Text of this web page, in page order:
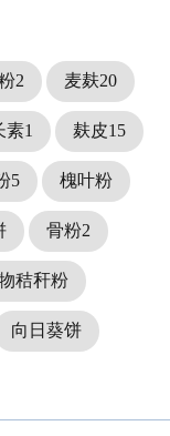
2 麦麸20
素1 麸皮15
5 槐叶粉
骨粉2
秸秆粉
向日葵饼